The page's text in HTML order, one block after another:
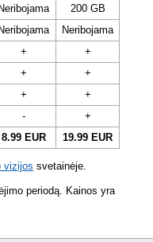
Neribojama
200 GB
Neribojama
Neribojama
+
+
+
+
+
+
-
+
8.99 EUR 19.99 EUR
vizijos svetainėje.
periodą. Kainos yra